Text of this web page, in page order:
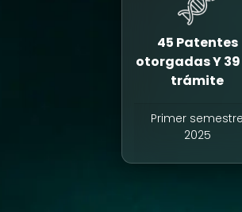
45 Patentes
otorgadas Y 39
trámite
Primer semestre
2025